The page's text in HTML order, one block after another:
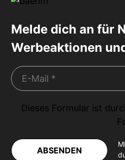
Melde dich an für
Werbeaktionen
Dieses Formular ist
ABSENDEN